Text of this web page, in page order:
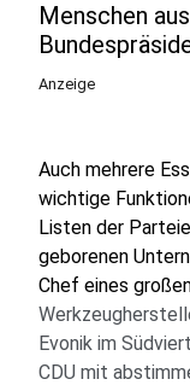
Menschen
Anzeige
Auch mehrere
wichtige
Listen der
geborenen
Chef eines
Evonik im
CDU mit